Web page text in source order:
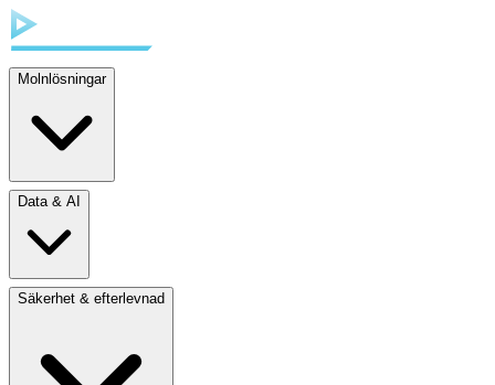
Molnlösningar
Data & AI
Säkerhet & efterlevnad